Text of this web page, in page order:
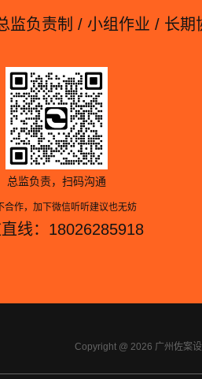
监负责制 / 小组作业 / 长期
总监负责，扫码沟通
合作，加下微信听听建议也无妨
线：18026285918
Copyright @ 2026 广州佐案